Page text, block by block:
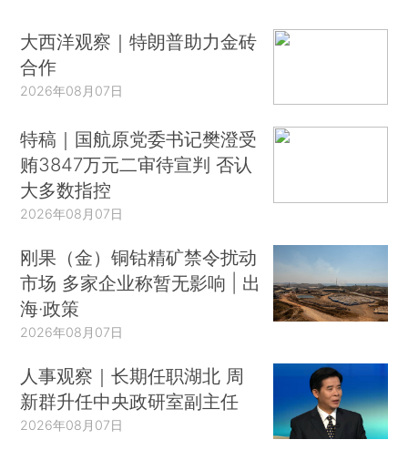
大西洋观察｜特朗普助力金砖
合作
2026年08月07日
特稿｜国航原党委书记樊澄受
贿3847万元二审待宣判 否认
大多数指控
2026年08月07日
刚果（金）铜钴精矿禁令扰动
市场 多家企业称暂无影响 | 出
海·政策
2026年08月07日
人事观察｜长期任职湖北 周
新群升任中央政研室副主任
2026年08月07日